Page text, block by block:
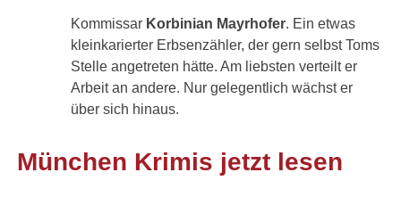
Kommissar Korbinian Mayrhofer. Ein etwas
kleinkarierter Erbsenzähler, der gern selbst Toms
Stelle angetreten hätte. Am liebsten verteilt er
Arbeit an andere. Nur gelegentlich wächst er
über sich hinaus.
München Krimis jetzt lesen